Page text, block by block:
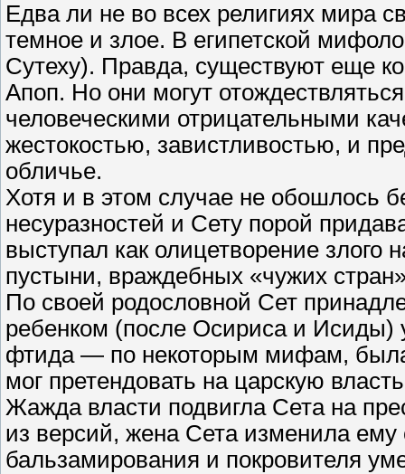
Едва ли не во всех религиях мира
темное и злое. В египетской
Сутеху). Правда, существуют еще
Апоп. Но они могут
человеческими отрицательными
жестокостью, завистливостью, и
обличье.
Хотя и в этом случае не обошлось
несуразностей и Сету порой
выступал как олицетворение
пустыни, враждебных «чужих
По своей родословной Сет
ребенком (после Осириса и Исиды)
фтида — по некоторым мифам, была
мог претендовать на царскую
Жажда власти подвигла Сета на
из версий, жена Сета изменила
бальзамирования и покровителя